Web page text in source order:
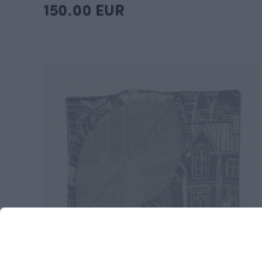
150.00 EUR